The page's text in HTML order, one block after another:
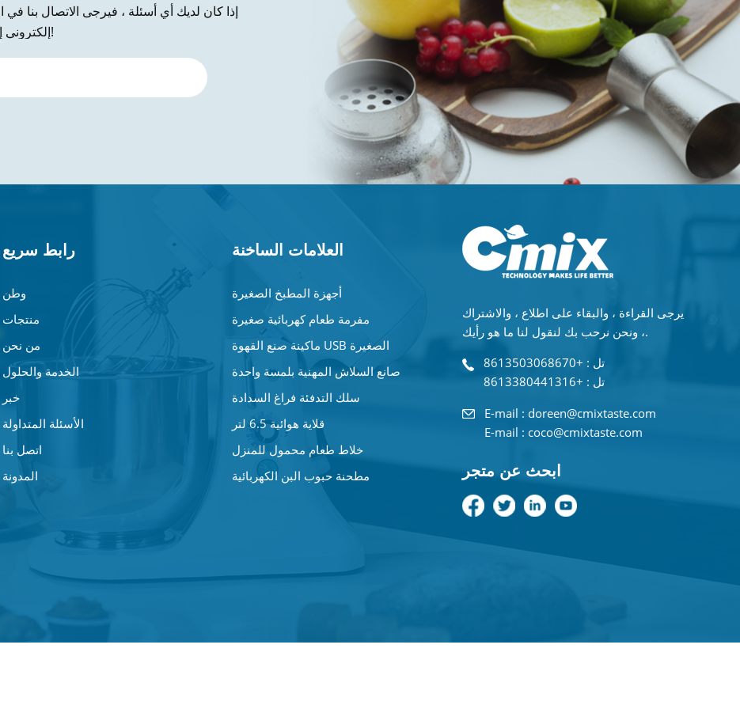
إذا كان لديك أي أسئلة ، فيرجى الاتصال بنا
إلكتروني إلينا ، شكرًا لك على استفسارك!
رابط سريع
وطن
منتجات
من نحن
الخدمة والحلول
خبر
الأسئلة المتداولة
اتصل بنا
المدونة
العلامات الساخنة
أجهزة المطبخ الصغيرة
مفرمة طعام كهربائية صغيرة
ماكينة صنع القهوة USB الصغيرة
صانع السلاش المهنية بلمسة واحدة
سلك التدفئة فراغ السدادة
قلاية هوائية 6.5 لتر
خلاط طعام محمول للمنزل
مطحنة حبوب البن الكهربائية
يرجى القراءة ، والبقاء على اطلاع ، والاشتراك
، ونحن نرحب بك لنقول لنا ما هو رأيك.
تل : +8613503068670
تل : +8613380441316
E-mail : doreen@cmixtaste.com
E-mail : coco@cmixtaste.com
ابحث عن متجر